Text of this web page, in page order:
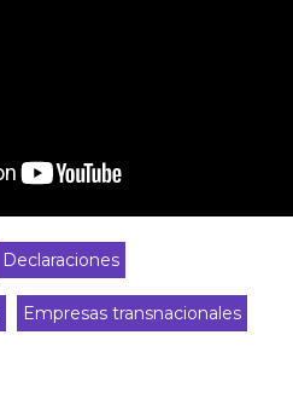
Declaraciones
Empresas transnacionales